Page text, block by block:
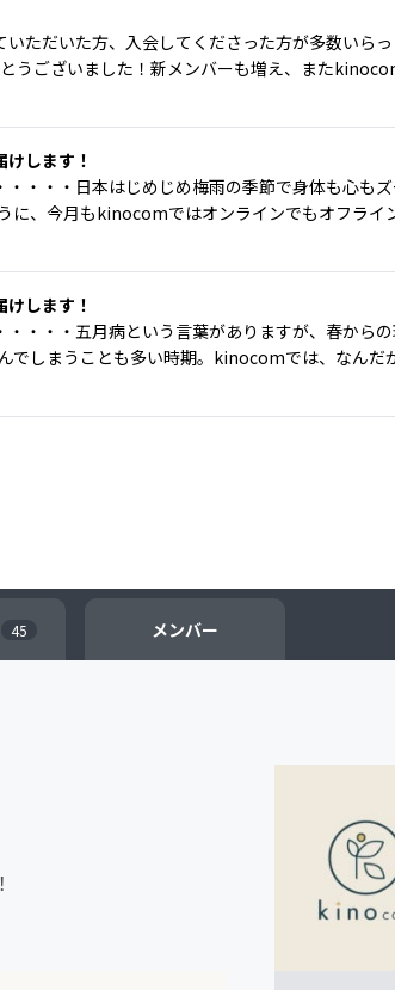
ただいた方、入会してくださった方が多数いらっ
うございました！新メンバーも増え、また
します！
・・・日本はじめじめ梅雨の季節で身体も心もズ
に、今月もkinocomではオンラインでもオフライ
します！
・・・五月病という言葉がありますが、春から
でしまうことも多い時期。kinocomでは、なんだ
45 メンバー